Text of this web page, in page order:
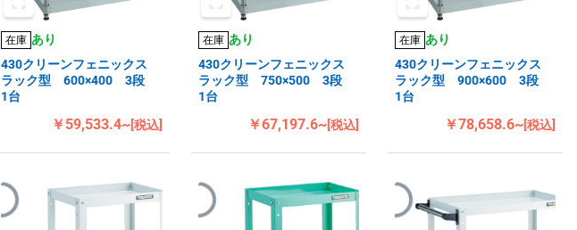
在庫 あり
430クリーンフェニックス
ラック型 600×400 3段
1台
￥59,533.4~[税込]
在庫 あり
430クリーンフェニックス
ラック型 750×500 3段
1台
￥67,197.6~[税込]
在庫 あり
430クリーンフェニックス
ラック型 900×600 3段
1台
￥78,658.6~[税込]